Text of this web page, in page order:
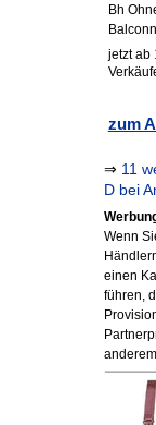
Bh
jetzt ab
zum
⇒ 11
D bei
Wenn
einen
führen,